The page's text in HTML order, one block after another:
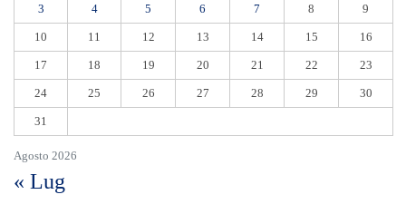
Agosto 2026
3 4 5 6 7 8 9
10 11 12 13 14 15 16
17 18 19 20 21 22 23
24 25 26 27 28 29 30
31
« Lug